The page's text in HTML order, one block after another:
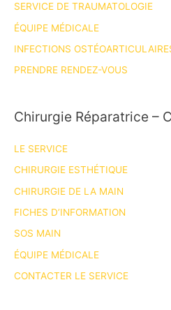
SERVICE DE TRAUMATOLOGIE
ÉQUIPE MÉDICALE
INFECTIONS
PRENDRE RENDEZ-VOUS
Chirurgie Réparatrice –
LE SERVICE
CHIRURGIE ESTHÉTIQUE
CHIRURGIE DE LA MAIN
FICHES D’INFORMATION
SOS MAIN
ÉQUIPE MÉDICALE
CONTACTER LE SERVICE